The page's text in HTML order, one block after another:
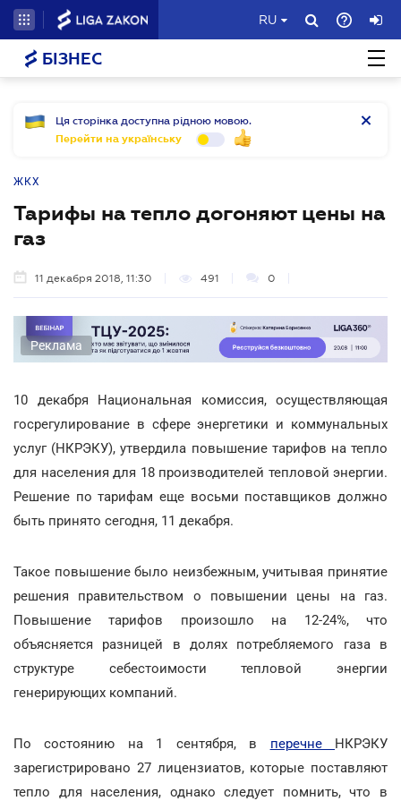
RU
БІЗНЕС
Ця сторінка доступна рідною мовою.
Перейти на українську
ЖКХ
Тарифы на тепло догоняют цены на
газ
11 декабря 2018, 11:30 491 0
Реклама
10 декабря Национальная комиссия, осуществляющая
госрегулирование в сфере энергетики и коммунальных
услуг (НКРЭКУ), утвердила повышение тарифов на тепло
для населения для 18 производителей тепловой энергии.
Решение по тарифам еще восьми поставщиков должно
быть принято сегодня, 11 декабря.
Такое повышение было неизбежным, учитывая принятие
решения правительством о повышении цены на газ.
Повышение тарифов произошло на 12-24%, что
объясняется разницей в долях потребляемого газа в
структуре себестоимости тепловой энергии
генерирующих компаний.
По состоянию на 1 сентября, в перечне НКРЭКУ
зарегистрировано 27 лицензиатов, которые поставляют
тепло для населения, однако следует помнить, что в